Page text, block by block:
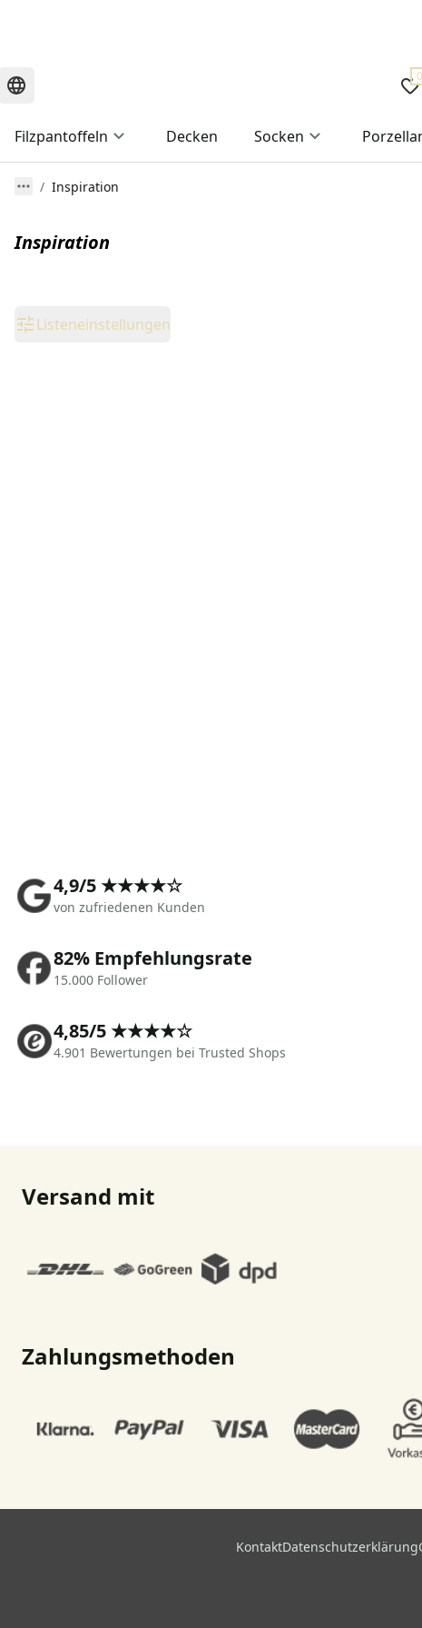
0
Filzpantoffeln Decken Socken
Inspiration
Inspiration
Listeneinstellungen
4,9/5 ★★★★☆
von zufriedenen Kunden
82% Empfehlungsrate
15.000 Follower
4,85/5 ★★★★☆
4.901 Bewertungen bei Trusted Shops
Versand mit
Zahlungsmethoden
KontaktDatenschutzerklärung